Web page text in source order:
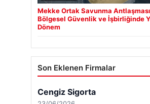
Mekke Ortak Savunma
Bölgesel Güvenlik ve İşbirliğinde
Dönem
Son Eklenen Firmalar
Cengiz Sigorta